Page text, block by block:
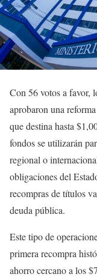
Con 56 votos a favor,
aprobaron una
que destina hasta
fondos se utilizarán
regional o
obligaciones del
recompras de títulos
deuda pública.
Este tipo de
primera recompra
ahorro cercano a los